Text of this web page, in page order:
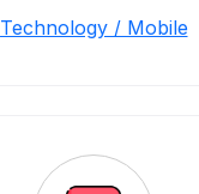
Technology / Mobile